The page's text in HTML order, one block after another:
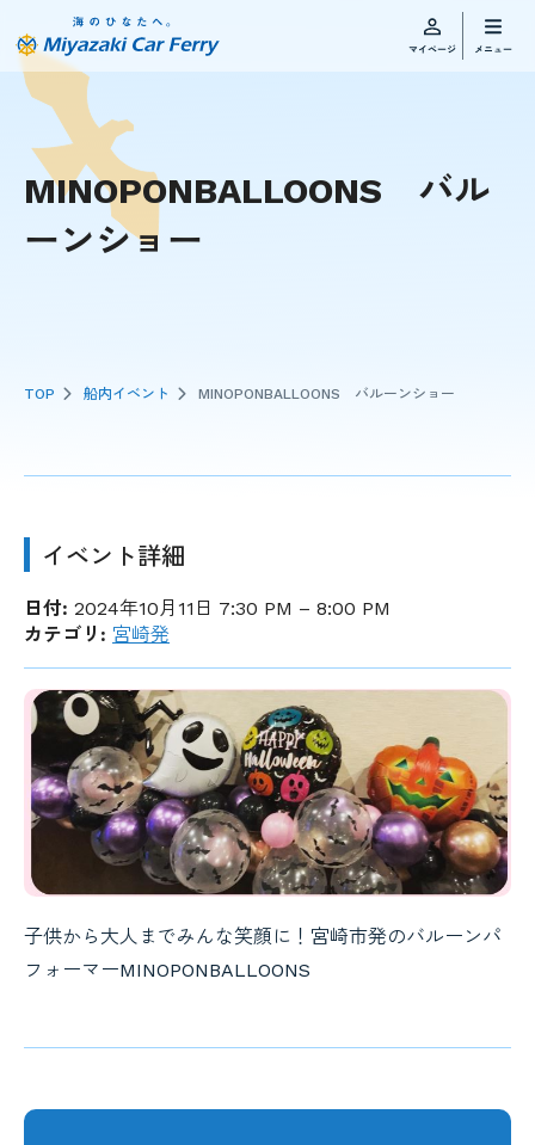
MINOPONBALLOONS バル
ーンショー
TOP 船内イベント MINOPONBALLOONS バルーンショー
イベント詳細
日付: 2024年10月11日 7:30 PM – 8:00 PM
カテゴリ: 宮崎発
子供から大人までみんな笑顔に！宮崎市発のバルーンパ
フォーマーMINOPONBALLOONS